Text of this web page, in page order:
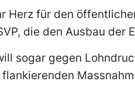
Herz für den
die den Ausbau der
sogar gegen